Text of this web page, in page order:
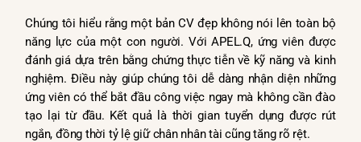
Chúng tôi hiểu rằng một bản CV đẹp không nói lên toàn bộ
năng lực của một con người. Với APEL.Q, ứng viên được
đánh giá dựa trên bằng chứng thực tiễn về kỹ năng và kinh
nghiệm. Điều này giúp chúng tôi dễ dàng nhận diện những
ứng viên có thể bắt đầu công việc ngay mà không cần đào
tạo lại từ đầu. Kết quả là thời gian tuyển dụng được rút
ngắn, đồng thời tỷ lệ giữ chân nhân tài cũng tăng rõ rệt.